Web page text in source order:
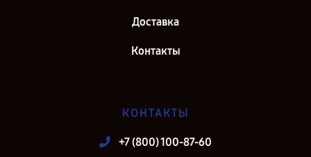
Доставка
Контакты
КОНТАКТЫ
+7 (800) 100-87-60